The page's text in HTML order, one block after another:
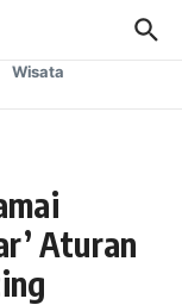
Wisata
Aturan